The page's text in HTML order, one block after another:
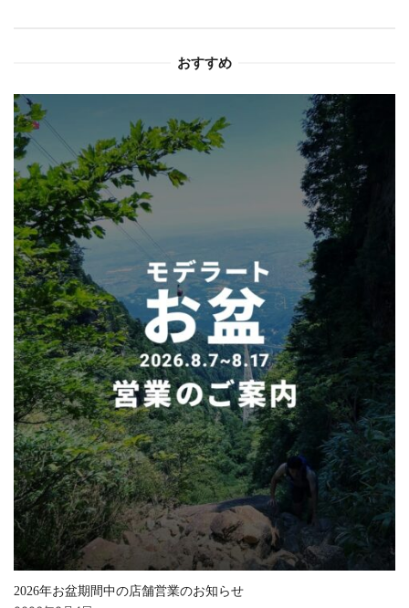
おすすめ
2026年お盆期間中の店舗営業のお知らせ